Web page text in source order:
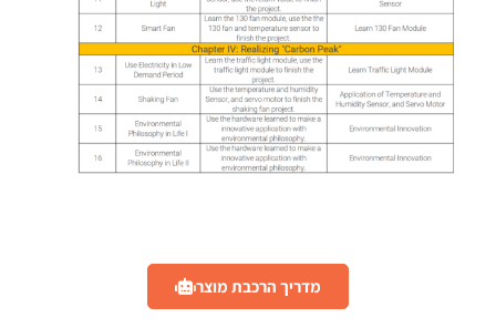
מדריך הרכבת מוצר